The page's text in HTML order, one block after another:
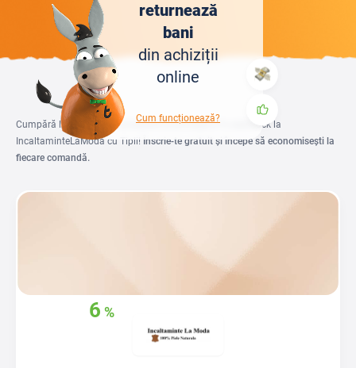
returnează
bani
din achiziții
online
Cum funcționează?
Cumpără la prețuri mai accesibile și primește 6 % cashback la
IncaltaminteLaModa cu Tipli! Înscrie-te gratuit și începe să economisești la
fiecare comandă.
6 %din